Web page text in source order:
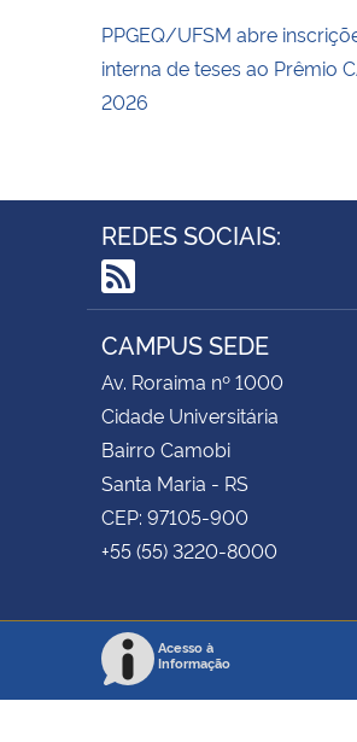
PPGEQ/UFSM abre
interna de teses ao Prêmio
2026
REDES SOCIAIS:
RSS
CAMPUS SEDE
Av. Roraima nº 1000
Cidade Universitária
Bairro Camobi
Santa Maria - RS
CEP: 97105-900
+55 (55) 3220-8000
Acesso à
Informação